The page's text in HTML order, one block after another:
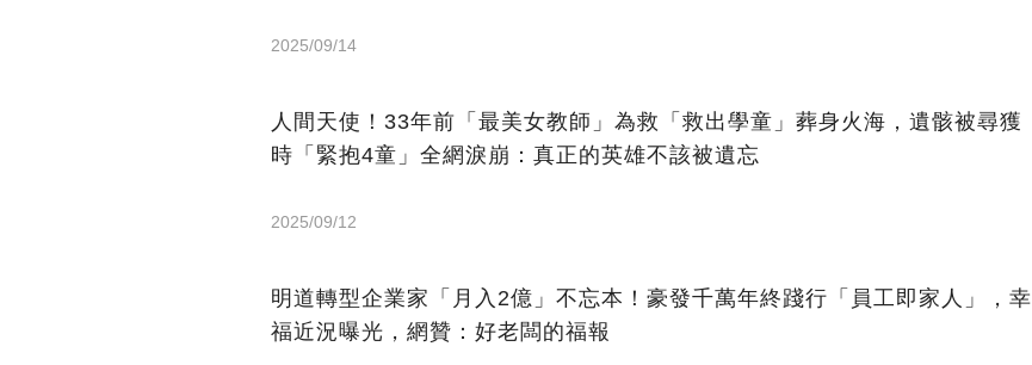
2025/09/14
人間天使！33年前「最美女教師」為救「救出學童」葬身火海，遺骸被尋獲
時「緊抱4童」全網淚崩：真正的英雄不該被遺忘
2025/09/12
明道轉型企業家「月入2億」不忘本！豪發千萬年終踐行「員工即家人」，幸
福近況曝光，網贊：好老闆的福報